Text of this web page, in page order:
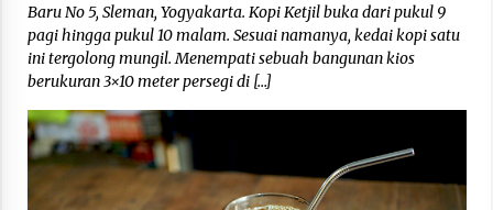
Baru No 5, Sleman, Yogyakarta. Kopi Ketjil buka dari pukul 9
pagi hingga pukul 10 malam. Sesuai namanya, kedai kopi satu
ini tergolong mungil. Menempati sebuah bangunan kios
berukuran 3×10 meter persegi di […]